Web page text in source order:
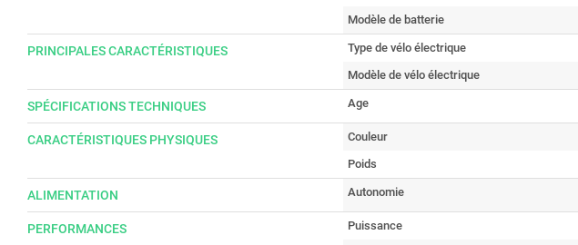
Modèle de batterie
PRINCIPALES CARACTÉRISTIQUES Type de vélo électrique
Modèle de vélo électrique
SPÉCIFICATIONS TECHNIQUES Age
CARACTÉRISTIQUES PHYSIQUES Couleur
Poids
ALIMENTATION Autonomie
PERFORMANCES Puissance